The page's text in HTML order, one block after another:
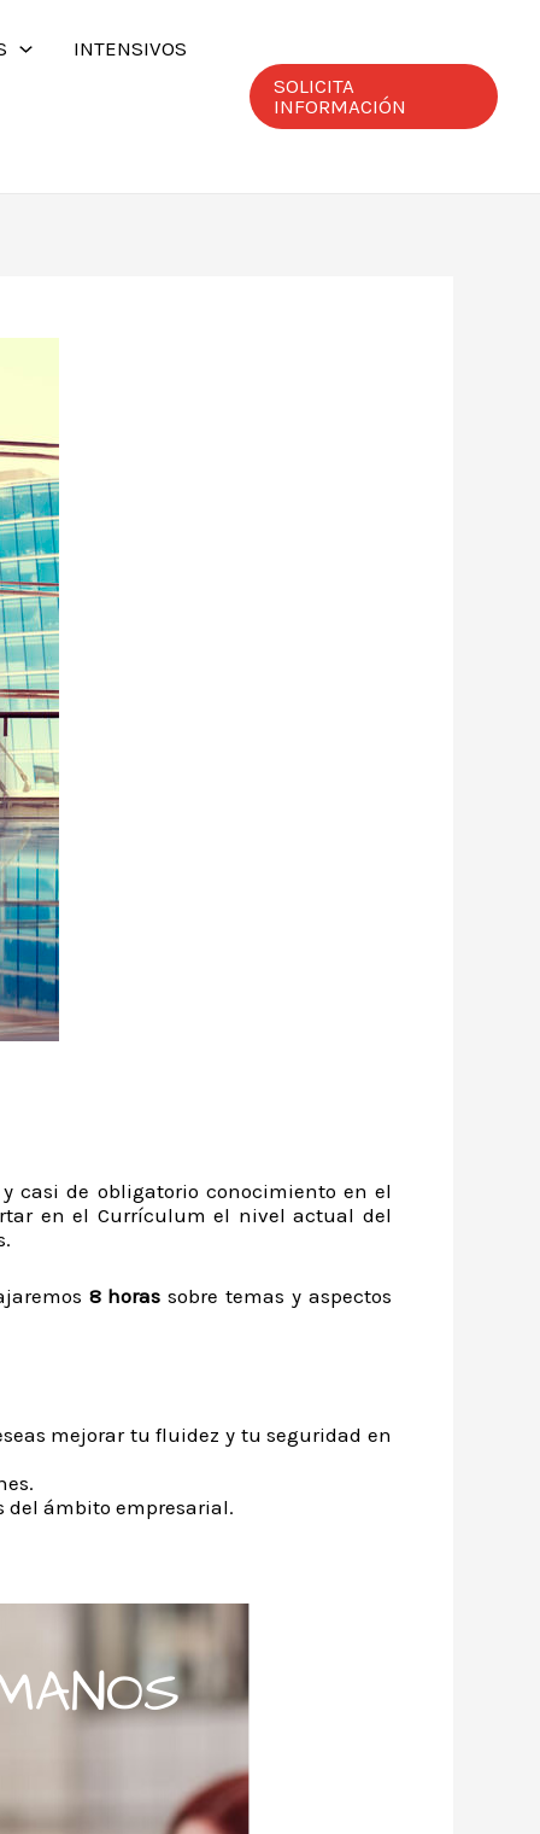
INTENSIVOS
SOLICITA
INFORMACIÓN
casi de obligatorio conocimiento en el
en el Currículum el nivel actual del
8 horas sobre temas y aspectos
mejorar tu fluidez y tu seguridad en
del ámbito empresarial.